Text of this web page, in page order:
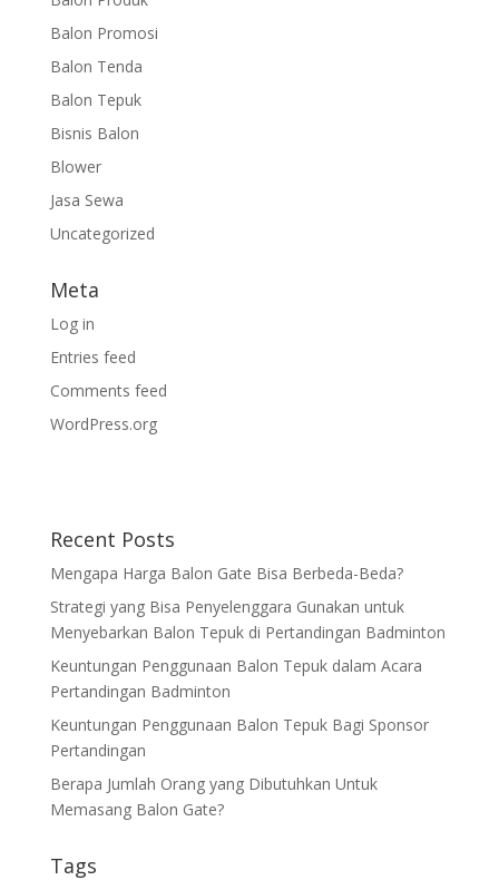
Balon Promosi
Balon Tenda
Balon Tepuk
Bisnis Balon
Blower
Jasa Sewa
Uncategorized
Meta
Log in
Entries feed
Comments feed
WordPress.org
Recent Posts
Mengapa Harga Balon Gate Bisa Berbeda-Beda?
Strategi yang Bisa Penyelenggara Gunakan untuk
Menyebarkan Balon Tepuk di Pertandingan Badminton
Keuntungan Penggunaan Balon Tepuk dalam Acara
Pertandingan Badminton
Keuntungan Penggunaan Balon Tepuk Bagi Sponsor
Pertandingan
Berapa Jumlah Orang yang Dibutuhkan Untuk
Memasang Balon Gate?
Tags